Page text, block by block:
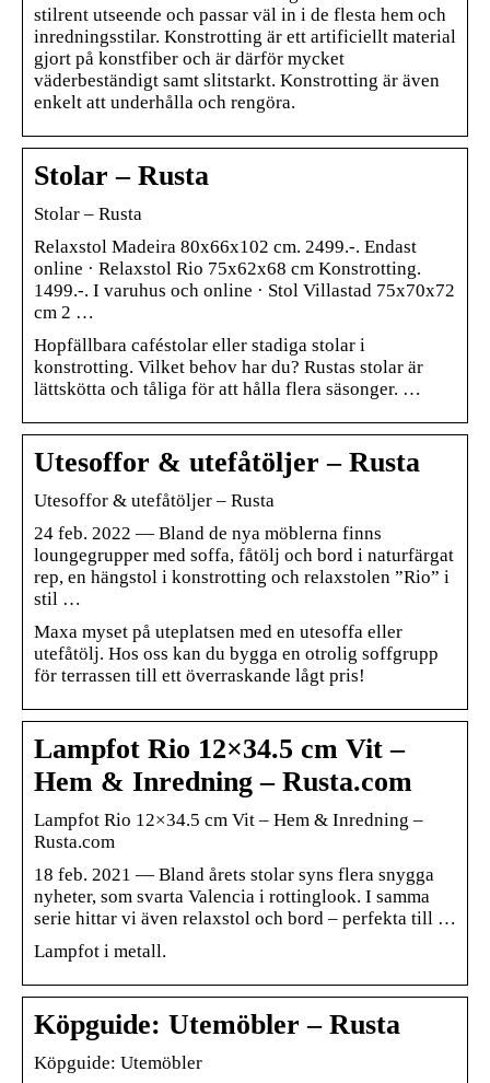
stilrent utseende och passar väl in i de flesta hem och
inredningsstilar. Konstrotting är ett artificiellt material
gjort på konstfiber och är därför mycket
väderbeständigt samt slitstarkt. Konstrotting är även
enkelt att underhålla och rengöra.
Stolar – Rusta
Stolar – Rusta
Relaxstol Madeira 80x66x102 cm. 2499.-. Endast
online · Relaxstol Rio 75x62x68 cm Konstrotting.
1499.-. I varuhus och online · Stol Villastad 75x70x72
cm 2 …
Hopfällbara caféstolar eller stadiga stolar i
konstrotting. Vilket behov har du? Rustas stolar är
lättskötta och tåliga för att hålla flera säsonger. …
Utesoffor & utefåtöljer – Rusta
Utesoffor & utefåtöljer – Rusta
24 feb. 2022 — Bland de nya möblerna finns
loungegrupper med soffa, fåtölj och bord i naturfärgat
rep, en hängstol i konstrotting och relaxstolen ”Rio” i
stil …
Maxa myset på uteplatsen med en utesoffa eller
utefåtölj. Hos oss kan du bygga en otrolig soffgrupp
för terrassen till ett överraskande lågt pris!
Lampfot Rio 12×34.5 cm Vit –
Hem & Inredning – Rusta.com
Lampfot Rio 12×34.5 cm Vit – Hem & Inredning –
Rusta.com
18 feb. 2021 — Bland årets stolar syns flera snygga
nyheter, som svarta Valencia i rottinglook. I samma
serie hittar vi även relaxstol och bord – perfekta till …
Lampfot i metall.
Köpguide: Utemöbler – Rusta
Köpguide: Utemöbler